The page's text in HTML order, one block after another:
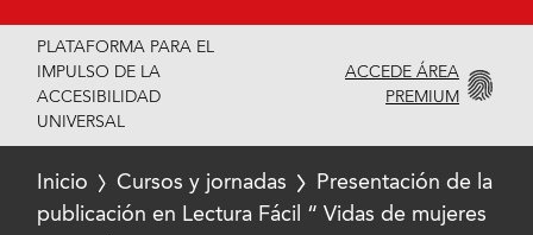
PLATAFORMA PARA EL
IMPULSO DE LA
ACCESIBILIDAD
UNIVERSAL
ACCEDE ÁREA
PREMIUM
Inicio Cursos y jornadas
Presentación de la
publicación en Lectura Fácil “ Vidas de mujeres